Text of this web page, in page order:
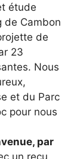
étude
de Cambon
de
23
Nous
et du Parc
pour nous
par
un reçu